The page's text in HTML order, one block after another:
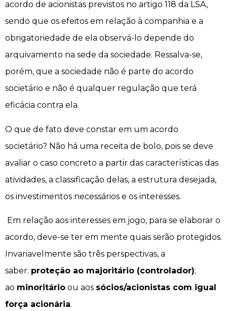
acordo de acionistas previstos no artigo 118 da LSA,
sendo que os efeitos em relação à companhia e a
obrigatoriedade de ela observá-lo depende do
arquivamento na sede da sociedade. Ressalva-se,
porém, que a sociedade não é parte do acordo
societário e não é qualquer regulação que terá
eficácia contra ela.
O que de fato deve constar em um acordo
societário? Não há uma receita de bolo, pois se deve
avaliar o caso concreto a partir das características das
atividades, a classificação delas, a estrutura desejada,
os investimentos necessários e os interesses.
Em relação aos interesses em jogo, para se elaborar o
acordo, deve-se ter em mente quais serão protegidos.
Invariavelmente são três perspectivas, a
saber: proteção ao majoritário (controlador);
ao minoritário ou aos sócios/acionistas com igual
força acionária.